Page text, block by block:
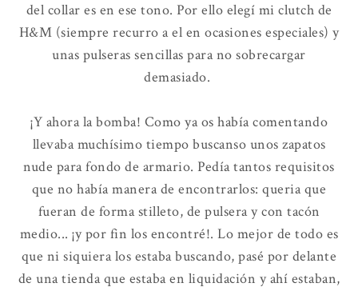
del collar es en ese tono. Por ello elegí mi clutch de
H&M (siempre recurro a el en ocasiones especiales) y
unas pulseras sencillas para no sobrecargar
demasiado.
¡Y ahora la bomba! Como ya os había comentando
llevaba muchísimo tiempo buscanso unos zapatos
nude para fondo de armario. Pedía tantos requisitos
que no había manera de encontrarlos: queria que
fueran de forma stilleto, de pulsera y con tacón
medio... ¡y por fin los encontré!. Lo mejor de todo es
que ni siquiera los estaba buscando, pasé por delante
de una tienda que estaba en liquidación y ahí estaban,